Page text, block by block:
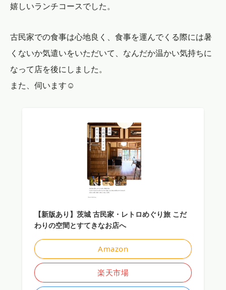
嬉しいランチコースでした。
古民家での食事は心地良く、食事を運んでくる際には暑
くないか気遣いをいただいて、なんだか温かい気持ちに
なって店を後にしました。
また、伺います☺️
【新版あり】茨城 古民家・レトロめぐり旅 こだ
わりの空間とすてきなお店へ
Amazon
楽天市場